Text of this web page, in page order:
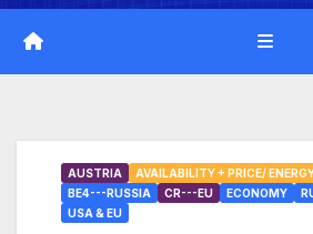
AUSTRIA
AVAILABILITY + PRICE/
BE4---RUSSIA
CR---EU ECONOMY
USA & EU